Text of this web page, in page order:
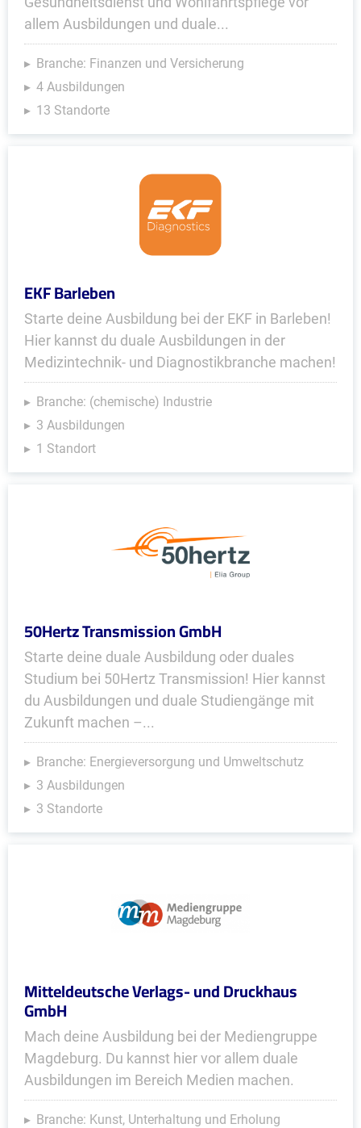
allem Ausbildungen und duale...
Branche: Finanzen und Versicherung
4 Ausbildungen
13 Standorte
EKF Barleben
Starte deine Ausbildung bei der EKF in Barleben!
Hier kannst du duale Ausbildungen in der
Medizintechnik- und Diagnostikbranche machen!
Branche: (chemische) Industrie
3 Ausbildungen
1 Standort
50Hertz Transmission GmbH
Starte deine duale Ausbildung oder duales
Studium bei 50Hertz Transmission! Hier kannst
du Ausbildungen und duale Studiengänge mit
Zukunft machen –...
Branche: Energieversorgung und Umweltschutz
3 Ausbildungen
3 Standorte
Mitteldeutsche Verlags- und Druckhaus
GmbH
Mach deine Ausbildung bei der Mediengruppe
Magdeburg. Du kannst hier vor allem duale
Ausbildungen im Bereich Medien machen.
Branche: Kunst, Unterhaltung und Erholung